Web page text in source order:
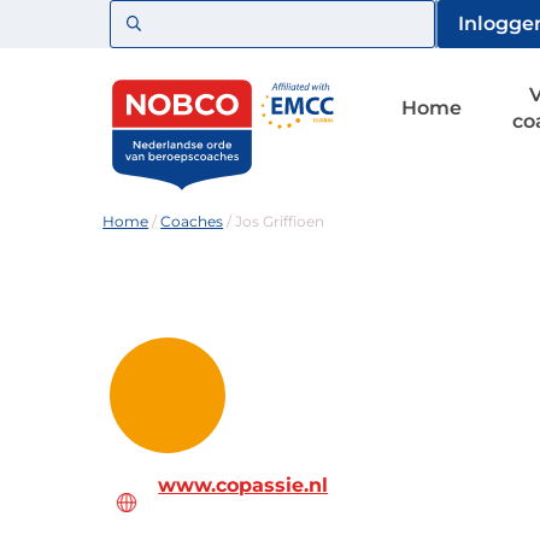
Zoeken
Home
Home /Coaches /Jos Griffioen
www.copassie.nl